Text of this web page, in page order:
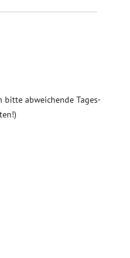
bitte abweichende Tages-